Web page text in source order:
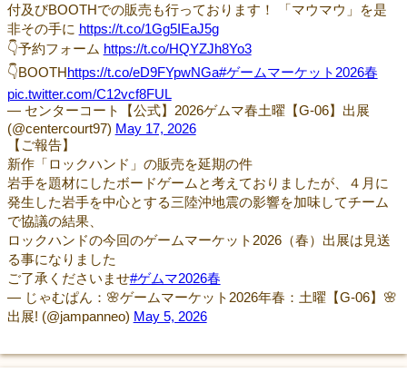
付及びBOOTHでの販売も行っております！ 「マウマウ」を是
非その手に https://t.co/1Gg5IEaJ5g
👇予約フォーム https://t.co/HQYZJh8Yo3
👇BOOTHhttps://t.co/eD9FYpwNGa#ゲームマーケット2026春
pic.twitter.com/C12vcf8FUL
— センターコート【公式】2026ゲムマ春土曜【G-06】出展
(@centercourt97) May 17, 2026
【ご報告】
新作「ロックハンド」の販売を延期の件
岩手を題材にしたボードゲームと考えておりましたが、４月に
発生した岩手を中心とする三陸沖地震の影響を加味してチーム
で協議の結果、
ロックハンドの今回のゲームマーケット2026（春）出展は見送
る事になりました
ご了承くださいませ#ゲムマ2026春
— じゃむぱん：🌸ゲームマーケット2026年春：土曜【G-06】🌸
出展! (@jampanneo) May 5, 2026